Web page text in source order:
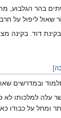
בהר הגלבוע,
שאול ליפול על
דוד. בקינה
]
ובמדרשים
עלה למלכותו
ומחל על כבודו